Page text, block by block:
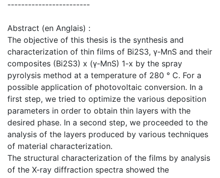
------------------------
Abstract (en Anglais) :
The objective of this thesis is the synthesis and
characterization of thin films of Bi2S3, γ-MnS and their
composites (Bi2S3) x (γ-MnS) 1-x by the spray
pyrolysis method at a temperature of 280 ° C. For a
possible application of photovoltaic conversion. In a
first step, we tried to optimize the various deposition
parameters in order to obtain thin layers with the
desired phase. In a second step, we proceeded to the
analysis of the layers produced by various techniques
of material characterization.
The structural characterization of the films by analysis
of the X-ray diffraction spectra showed the